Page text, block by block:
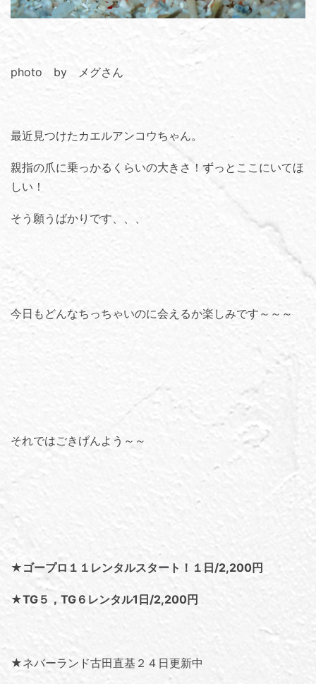
photo by メグさん
最近見つけたカエルアンコウちゃん。
親指の爪に乗っかるくらいの大きさ！ずっとここにいてほ
しい！
そう願うばかりです、、、
今日もどんなちっちゃいのに会えるか楽しみです～～～
それではごきげんよう～～
★ゴープロ１１レンタルスタート！１日/2,200円
★TG５，TG６レンタル1日/2,200円
★ネバーランド古田直基２４日更新中